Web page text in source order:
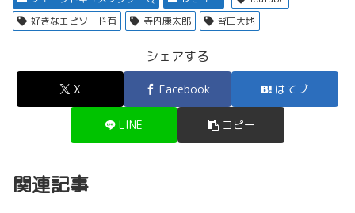
好きなエピソード有
寺内康太郎 皆口大地
シェアする
X Facebook はてブ
LINE コピー
関連記事